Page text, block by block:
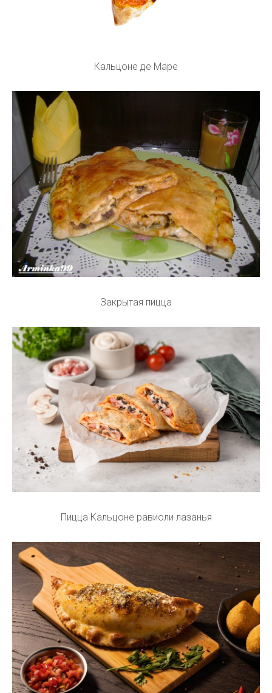
Кальцоне де Маре
Закрытая пицца
Пицца Кальцоне равиоли лазанья